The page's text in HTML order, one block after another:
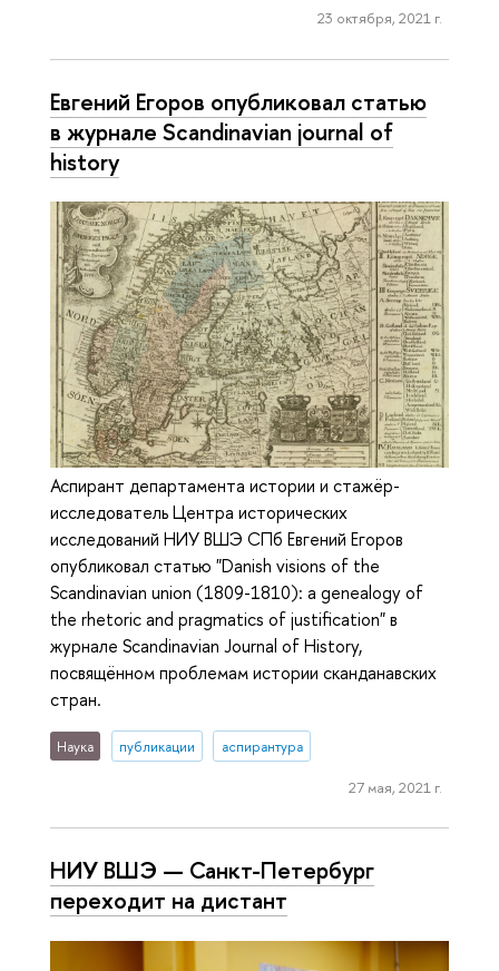
23 октября, 2021 г.
Евгений Егоров опубликовал статью
в журнале Scandinavian journal of
history
Аспирант департамента истории и стажёр-
исследователь Центра исторических
исследований НИУ ВШЭ СПб Евгений Егоров
опубликовал статью "Danish visions of the
Scandinavian union (1809-1810): a genealogy of
the rhetoric and pragmatics of justification" в
журнале Scandinavian Journal of History,
посвящённом проблемам истории сканданавских
стран.
Наука публикации аспирантура
27 мая, 2021 г.
НИУ ВШЭ — Санкт-Петербург
переходит на дистант